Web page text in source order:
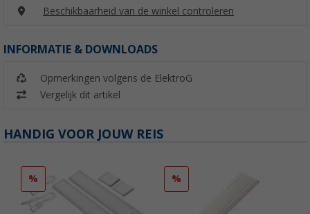
Beschikbaarheid van de winkel controleren
INFORMATIE & DOWNLOADS
Opmerkingen volgens de ElektroG
Vergelijk dit artikel
HANDIG VOOR JOUW REIS
% %